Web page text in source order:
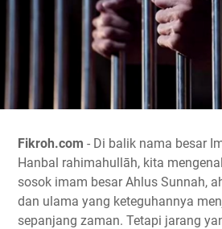
Fikroh.com - Di balik nama besar
Hanbal rahimahullāh, kita
sosok imam besar Ahlus Sunnah,
dan ulama yang keteguhannya
sepanjang zaman. Tetapi jarang